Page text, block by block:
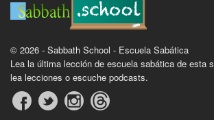
© 2026 - Sabbath School - Escuela Sabática
Lea la última lección de escuela sabática de esta
lea lecciones o escuche podcasts.